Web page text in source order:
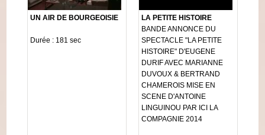
UN AIR DE BOURGEOISIE
Durée : 181 sec
LA PETITE HISTOIRE
BANDE ANNONCE DU
SPECTACLE "LA PETITE
HISTOIRE" D'EUGENE
DURIF AVEC MARIANNE
DUVOUX & BERTRAND
CHAMEROIS MISE EN
SCENE D'ANTOINE
LINGUINOU PAR ICI LA
COMPAGNIE 2014